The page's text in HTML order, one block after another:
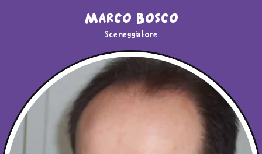
Marco Bosco
Sceneggiatore